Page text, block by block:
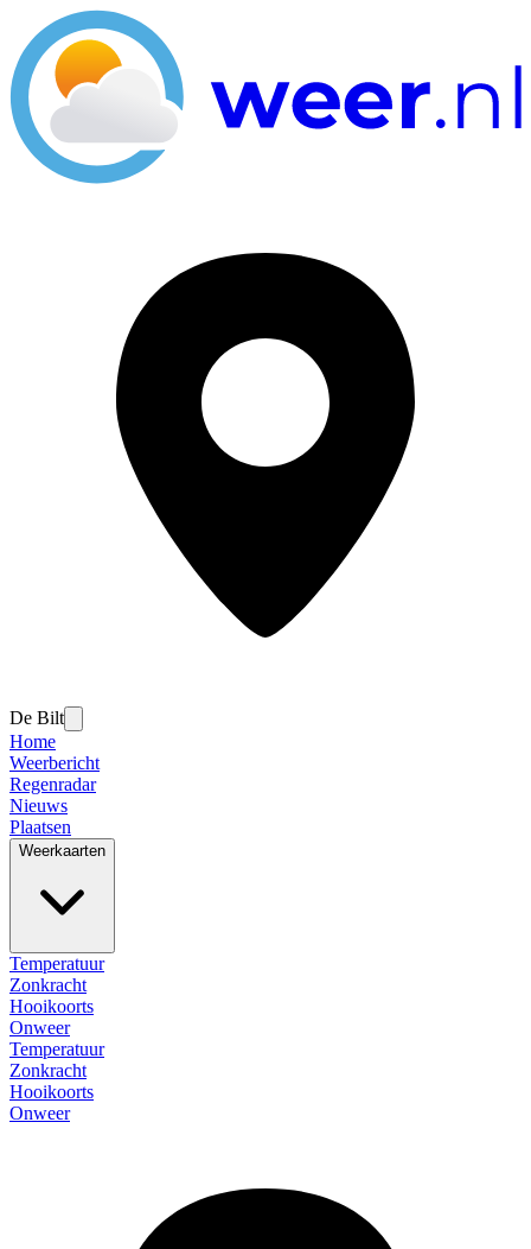
De Bilt
Home
Weerbericht
Regenradar
Nieuws
Plaatsen
Weerkaarten
Temperatuur
Zonkracht
Hooikoorts
Onweer
Temperatuur
Zonkracht
Hooikoorts
Onweer